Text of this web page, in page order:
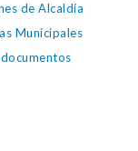
de Alcaldía
Municipales